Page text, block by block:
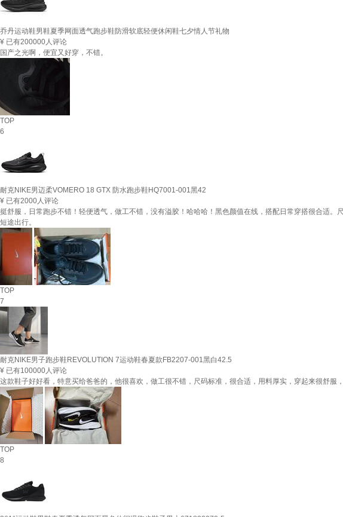
乔丹运动鞋男鞋夏季网面透气跑步鞋防滑软底轻便休闲鞋七夕情人节礼物
¥ 已有200000人评论
国产之光啊，便宜又好穿，不错。
TOP
6
耐克NIKE男迈柔VOMERO 18 GTX 防水跑步鞋HQ7001-001黑42
¥ 已有2000人评论
挺舒服，日常跑步不错！轻便透气，做工不错，没有溢胶！哈哈哈！黑色颜值在线，搭配日常穿搭很合适
短途出行。
TOP
7
耐克NIKE男子跑步鞋REVOLUTION 7运动鞋春夏款FB2207-001黑白42.5
¥ 已有100000人评论
这款鞋子好好看，特意买给爸爸的，他很喜欢，做工很不错，尺码标准，很合适，用料厚实，穿起来很舒服
TOP
8